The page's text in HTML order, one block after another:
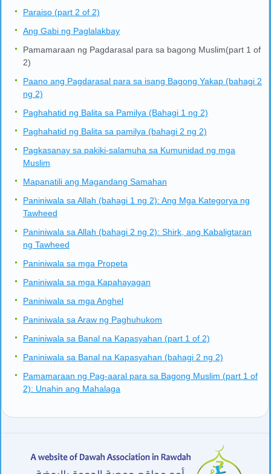
Paraiso (part 2 of 2)
Ang Gabi ng Paglalakbay
Pamamaraan ng Pagdarasal para sa bagong Muslim(part 1 of
2)
Paano ang Pagdarasal para sa isang Bagong Yakap (bahagi 2
ng 2)
Paghahatid ng Balita sa Pamilya (Bahagi 1 ng 2)
Paghahatid ng Balita sa pamilya (bahagi 2 ng 2)
Pagkasanay sa pakiki-salamuha sa Kumunidad ng mga
Muslim
Mapanatili ang Magandang Samahan
Paniniwala sa Allah (bahagi 1 ng 2): Ang Mga Kategorya ng
Tawheed
Paniniwala sa Allah (bahagi 2 ng 2): Shirk, ang Kabaligtaran
ng Tawheed
Paniniwala sa mga Propeta
Paniniwala sa mga Kapahayagan
Paniniwala sa mga Anghel
Paniniwala sa Araw ng Paghuhukom
Paniniwala sa Banal na Kapasyahan (part 1 of 2)
Paniniwala sa Banal na Kapasyahan (bahagi 2 ng 2)
Pamamaraan ng Pag-aaral para sa Bagong Muslim (part 1 of
2): Unahin ang Mahalaga